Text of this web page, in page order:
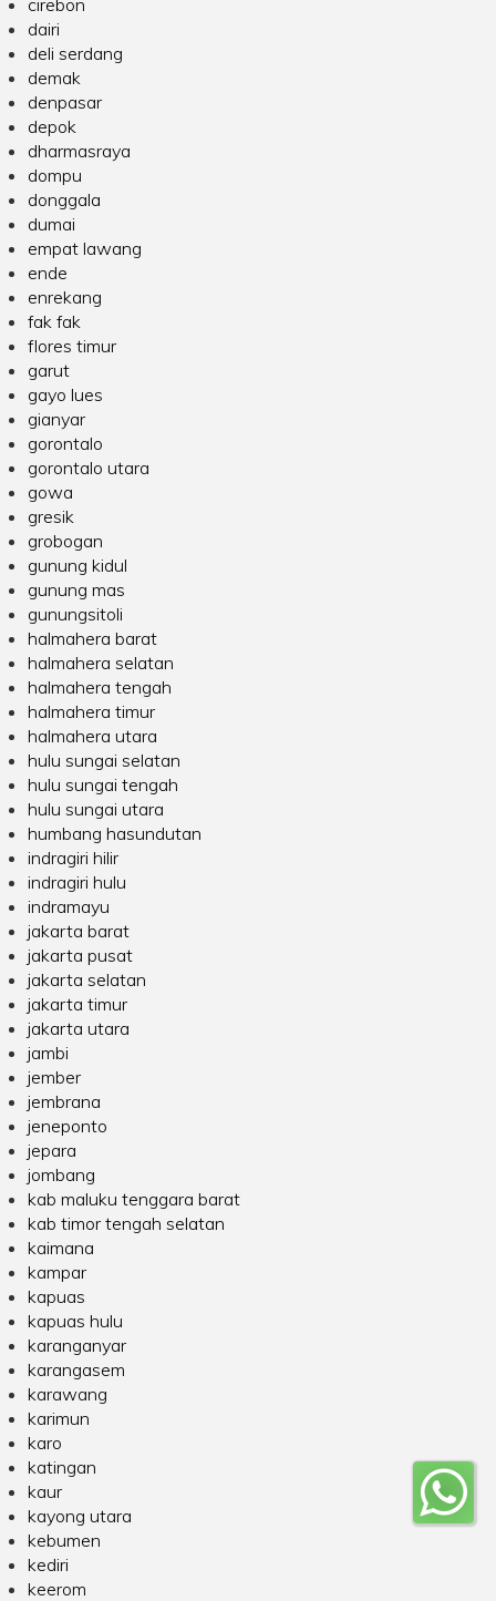
cirebon
dairi
deli serdang
demak
denpasar
depok
dharmasraya
dompu
donggala
dumai
empat lawang
ende
enrekang
fak fak
flores timur
garut
gayo lues
gianyar
gorontalo
gorontalo utara
gowa
gresik
grobogan
gunung kidul
gunung mas
gunungsitoli
halmahera barat
halmahera selatan
halmahera tengah
halmahera timur
halmahera utara
hulu sungai selatan
hulu sungai tengah
hulu sungai utara
humbang hasundutan
indragiri hilir
indragiri hulu
indramayu
jakarta barat
jakarta pusat
jakarta selatan
jakarta timur
jakarta utara
jambi
jember
jembrana
jeneponto
jepara
jombang
kab maluku tenggara barat
kab timor tengah selatan
kaimana
kampar
kapuas
kapuas hulu
karanganyar
karangasem
karawang
karimun
karo
katingan
kaur
kayong utara
kebumen
kediri
keerom